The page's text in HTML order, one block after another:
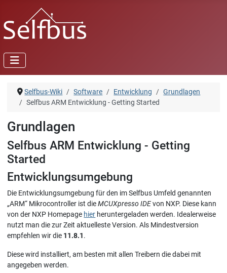
Selfbus-Wiki Software Entwicklung
Grundlagen
Selfbus ARM Entwicklung - Getting Started
Grundlagen
Selfbus ARM Entwicklung - Getting
Started
Entwicklungsumgebung
Die Entwicklungsumgebung für den im Selfbus Umfeld genannten
„ARM“ Mikrocontroller ist dieMCUXpresso IDEvon NXP. Diese kann
von der NXP Homepage hier heruntergeladen werden. Idealerweise
nutzt man die zur Zeit aktuelleste Version. Als Mindestversion
empfehlen wir die 11.8.1.
Diese wird installiert, am besten mit allen Treibern die dabei mit
angegeben werden.